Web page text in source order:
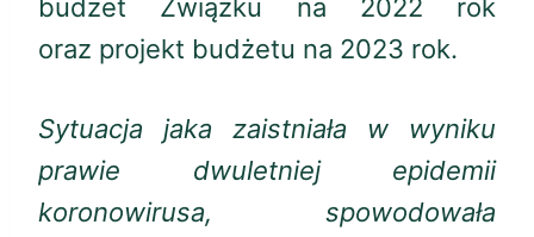
budżet Związku na 2022 rok
oraz projekt budżetu na 2023 rok.
Sytuacja jaka zaistniała w wyniku
prawie dwuletniej epidemii
koronowirusa, spowodowała